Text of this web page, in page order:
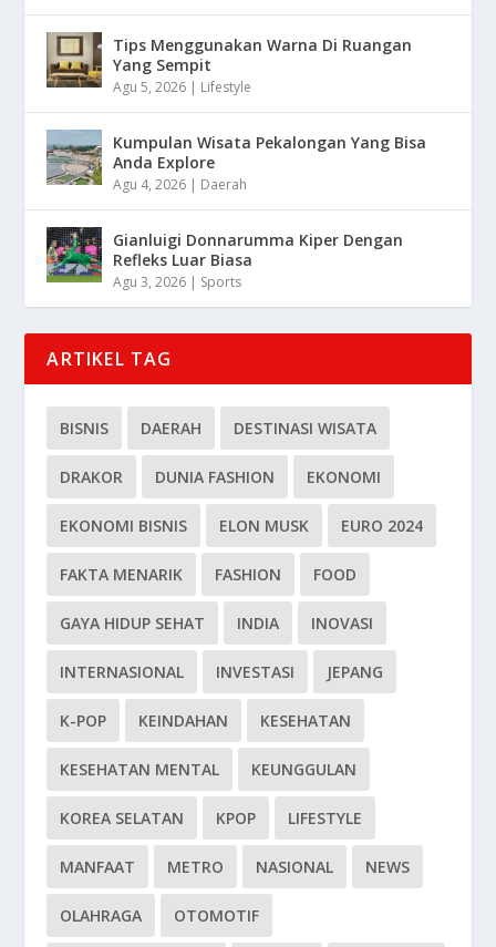
Tips Menggunakan Warna Di Ruangan
Yang Sempit
Agu 5, 2026 | Lifestyle
Kumpulan Wisata Pekalongan Yang Bisa
Anda Explore
Agu 4, 2026 | Daerah
Gianluigi Donnarumma Kiper Dengan
Refleks Luar Biasa
Agu 3, 2026 | Sports
ARTIKEL TAG
BISNIS DAERAH DESTINASI WISATA
DRAKOR DUNIA FASHION EKONOMI
EKONOMI BISNIS ELON MUSK EURO 2024
FAKTA MENARIK FASHION FOOD
GAYA HIDUP SEHAT INDIA INOVASI
INTERNASIONAL INVESTASI JEPANG
K-POP KEINDAHAN KESEHATAN
KESEHATAN MENTAL KEUNGGULAN
KOREA SELATAN KPOP LIFESTYLE
MANFAAT METRO NASIONAL NEWS
OLAHRAGA OTOMOTIF